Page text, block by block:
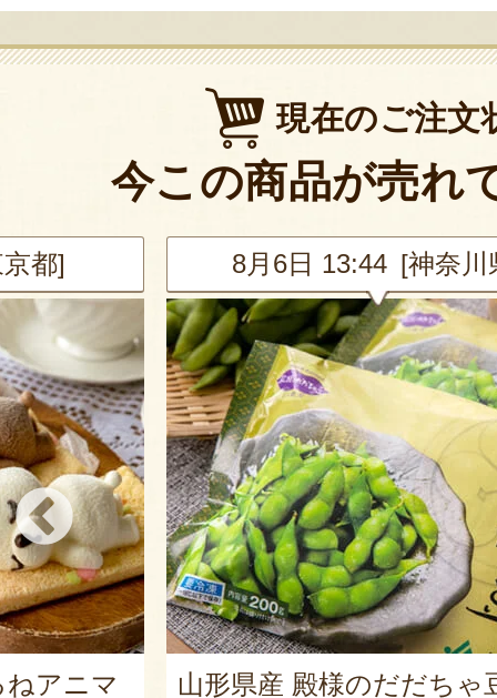
現在のご注文
今この商品が売れ
都]
アニマ
8月6日 13:44 [神奈川
山形県産 殿様のだだちゃ